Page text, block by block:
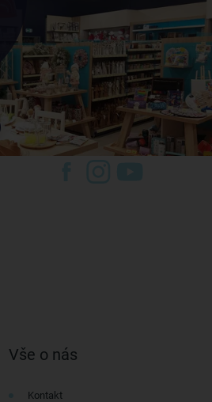
Vše o nás
Kontakt